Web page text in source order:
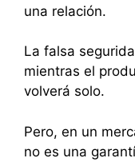
una relación.
La falsa
mientras el
volverá solo.
Pero, en un
no es una